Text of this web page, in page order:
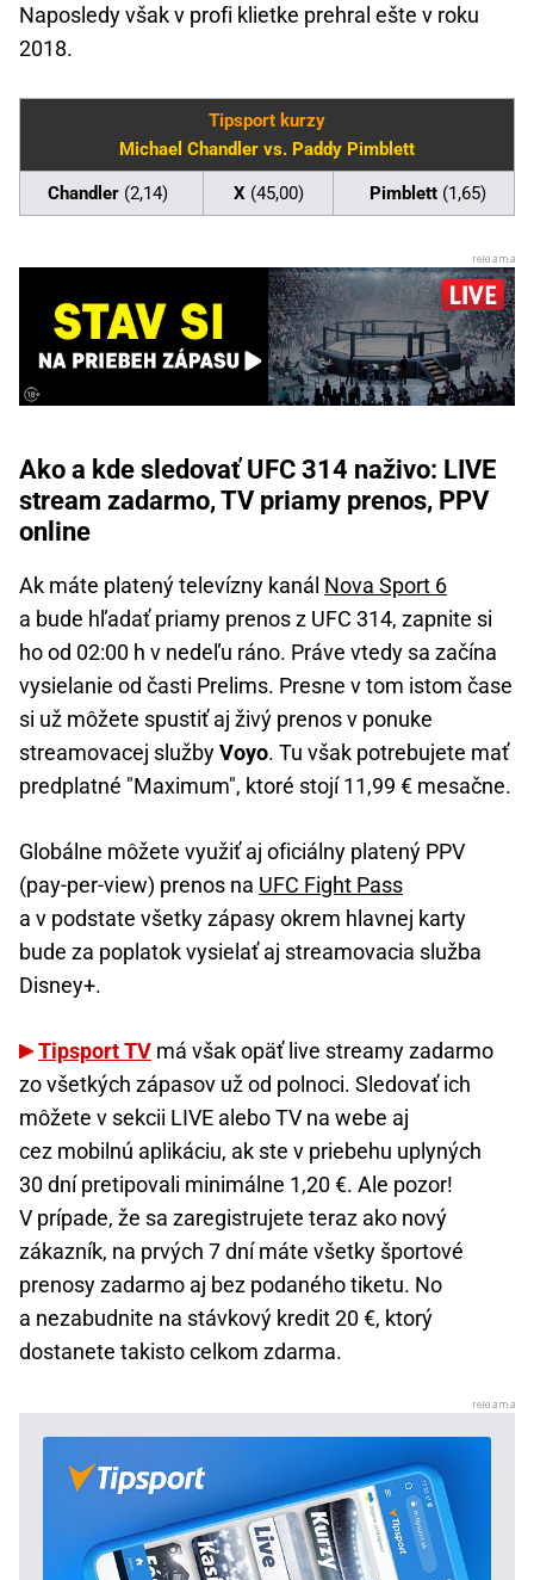
Naposledy však v profi klietke prehral ešte v roku
2018.
Tipsport kurzy
Michael Chandler vs. Paddy Pimblett
Chandler (2,14) X(45,00) Pimblett(1,65)
Ako a kde sledovať UFC 314 naživo: LIVE
stream zadarmo, TV priamy prenos, PPV
online
Ak máte platený televízny kanál Nova Sport 6
a bude hľadať priamy prenos z UFC 314, zapnite si
ho od 02:00 h v nedeľu ráno. Práve vtedy sa začína
vysielanie od časti Prelims. Presne v tom istom čase
si už môžete spustiť aj živý prenos v ponuke
streamovacej službyVoyo. Tu však potrebujete mať
predplatné "Maximum", ktoré stojí 11,99 € mesačne.
Globálne môžete využiť aj oficiálny platený PPV
(pay-per-view) prenos na UFC Fight Pass
a v podstate všetky zápasy okrem hlavnej karty
bude za poplatok vysielať aj streamovacia služba
Disney+.
Tipsport TV má však opäť live streamy zadarmo
zo všetkých zápasov už od polnoci. Sledovať ich
môžete v sekcii LIVE alebo TV na webe aj
cez mobilnú aplikáciu, ak ste v priebehu uplyných
30 dní pretipovali minimálne 1,20 €. Ale pozor!
V prípade, že sa zaregistrujete teraz ako nový
zákazník, na prvých 7 dní máte všetky športové
prenosy zadarmo aj bez podaného tiketu. No
a nezabudnite na stávkový kredit 20 €, ktorý
dostanete takisto celkom zdarma.